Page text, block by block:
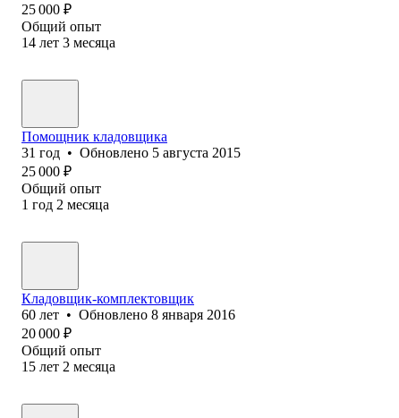
25 000 ₽
Общий опыт
14 лет 3 месяца
Помощник кладовщика
31 год • Обновлено 5 августа 2015
25 000 ₽
Общий опыт
1 год 2 месяца
Кладовщик-комплектовщик
60 лет • Обновлено 8 января 2016
20 000 ₽
Общий опыт
15 лет 2 месяца